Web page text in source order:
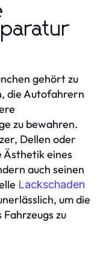
gehört zu
die Autofahrern
zu bewahren.
Dellen oder
Ästhetik eines
auch seinen
Lackschaden
um die
zu